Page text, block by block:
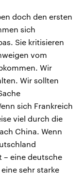
doch den ersten
sich
Sie kritisieren
vom
Wir
Wir sollten
sich Frankreich
viel durch die
China. Wenn
– eine deutsche
sehr starke